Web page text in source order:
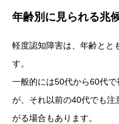
年齢別に見られる兆
軽度認知障害は、年齢とと
す。
一般的には50代から60代
が、それ以前の40代でも注
がる場合もあります。